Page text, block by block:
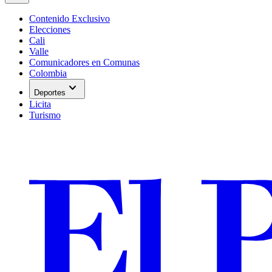
Contenido Exclusivo
Elecciones
Cali
Valle
Comunicadores en Comunas
Colombia
Deportes expand_more
Licita
Turismo